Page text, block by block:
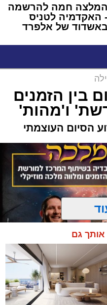
המלצה חמה להרשמה
- האקדמיה לטניס
של אלפרד
בין הזמנים
ו'מהות'
הסיום העוצמתי
אותך גם